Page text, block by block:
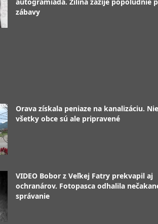
zábavy
Orava získala peniaze na kanalizáciu. Nie
všetky obce sú ale pripravené
VIDEO Bobor z Veľkej Fatry prekvapil aj
ochranárov. Fotopasca odhalila
správanie